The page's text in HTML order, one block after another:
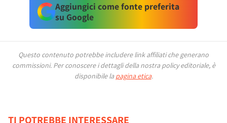
Aggiungici come fonte preferita
su Google
Questo contenuto potrebbe includere link affiliati che generano
commissioni. Per conoscere i dettagli della nostra policy editoriale, è
disponibile la pagina etica.
TI POTREBBE INTERESSARE